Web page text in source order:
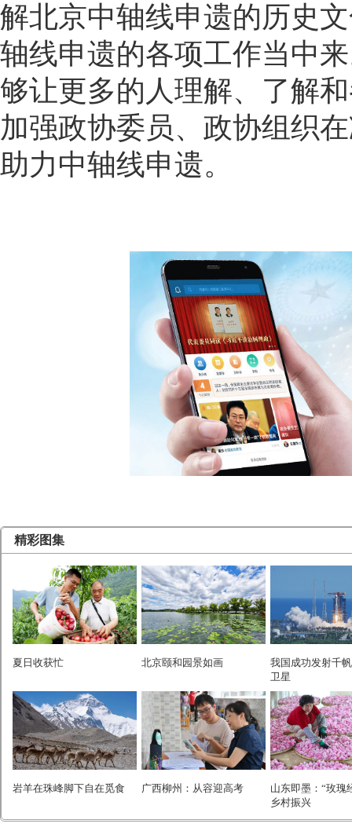
解北京中轴线申遗的历史
轴线申遗的各项工作当中
够让更多的人理解、了解
加强政协委员、政协组织
助力中轴线申遗。